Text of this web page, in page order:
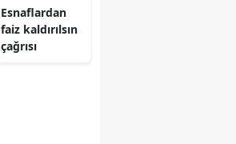
Esnaflardan
faiz kaldırılsın
çağrısı